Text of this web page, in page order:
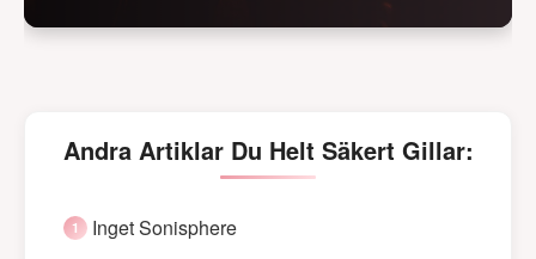
Andra Artiklar Du Helt Säkert Gillar:
Inget Sonisphere